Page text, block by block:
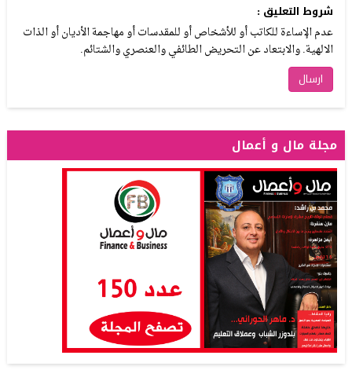
شروط التعليق :
عدم الإساءة للكاتب أو للأشخاص أو للمقدسات أو مهاجمة الأديان أو الذات
الالهية. والابتعاد عن التحريض الطائفي والعنصري والشتائم.
مجلة مال و أعمال